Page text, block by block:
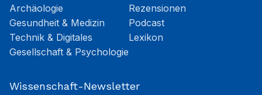
Archäologie
Gesundheit & Medizin
Technik & Digitales
Gesellschaft & Psychologie
Rezensionen
Podcast
Lexikon
Wissenschaft-Newsletter